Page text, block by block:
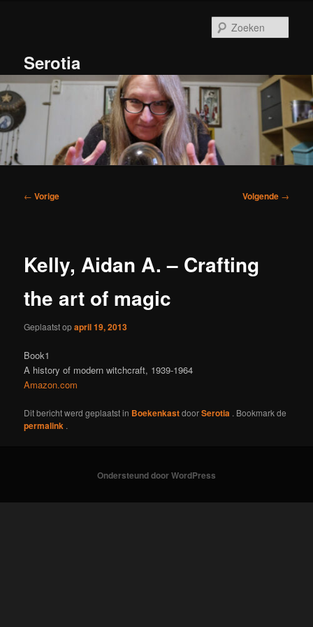
inhoudSerotia
Bericht
← Vorige Volgende →
Kelly, Aidan A. – Crafting
the art of magic
Geplaatst opapril 19, 2013
Book1
A history of modern witchcraft, 1939-1964
Amazon.com
Dit bericht werd geplaatst in BoekenkastdoorSerotia . Bookmark de
permalink .
Ondersteund door WordPress